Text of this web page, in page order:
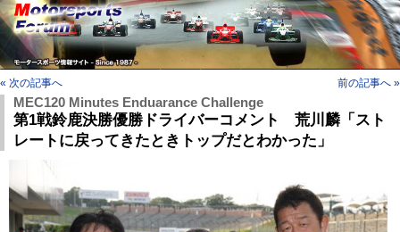
« 次の記事へ 前の記事へ »
MEC120 Minutes Enduarance Challenge
第1戦鈴鹿決勝優勝ドライバーコメント 荒川麟「スト
レートに戻ってきたときトップだとわかった」